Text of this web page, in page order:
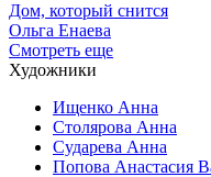
Дом, который снится
Ольга Енаева
Смотреть еще
Художники
Ищенко Анна
Столярова Анна
Сударева Анна
Попова Анастасия